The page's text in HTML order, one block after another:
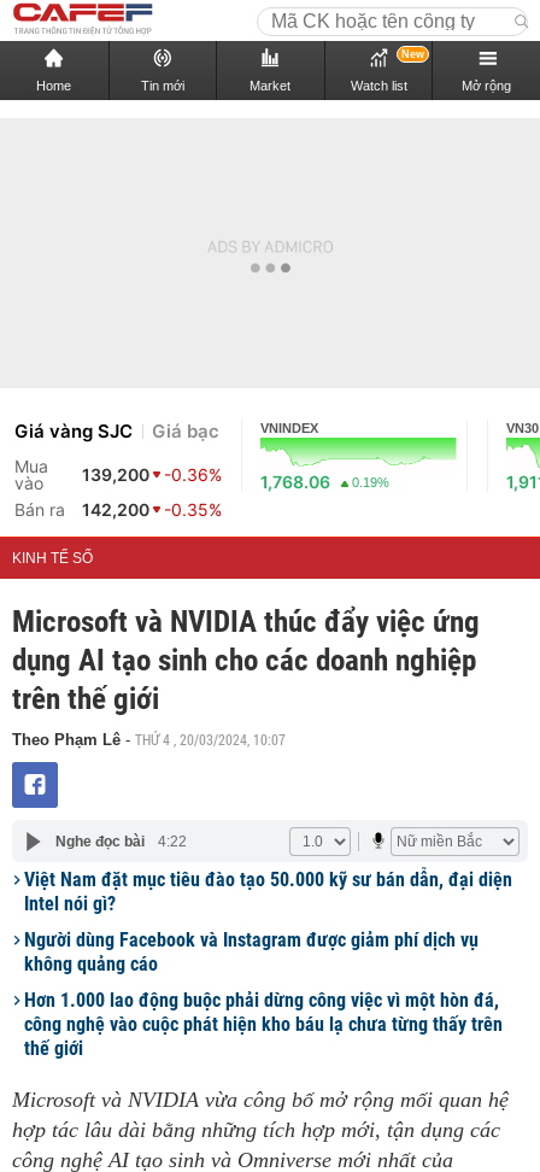
Home Tin mới Market Watch list
New
Mở rộng
Giá vàng SJC Giá bạc
Mua
vào
139,200
-0.36%
Bán ra
142,200 -0.35%
VNINDEX
1,768.06 0.19%
VN30
KINH TẾ SỐ
Microsoft và NVIDIA thúc đẩy việc ứng
dụng AI tạo sinh cho các doanh nghiệp
trên thế giới
Theo Phạm Lê - THỨ 4 , 20/03/2024, 10:07
Nghe đọc bài 4:22
Việt Nam đặt mục tiêu đào tạo 50.000 kỹ sư bán dẫn, đại diện
Intel nói gì?
Người dùng Facebook và Instagram được giảm phí dịch vụ
không quảng cáo
Hơn 1.000 lao động buộc phải dừng công việc vì một hòn đá,
công nghệ vào cuộc phát hiện kho báu lạ chưa từng thấy trên
thế giới
Microsoft và NVIDIA vừa công bố mở rộng mối quan hệ
hợp tác lâu dài bằng những tích hợp mới, tận dụng các
công nghệ AI tạo sinh và Omniverse mới nhất của